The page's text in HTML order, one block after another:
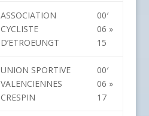
ASSOCIATION
CYCLISTE
D’ETROEUNGT
00′
06 »
15
UNION SPORTIVE
VALENCIENNES
CRESPIN
00′
06 »
17